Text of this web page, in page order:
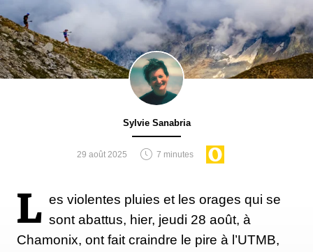
Sylvie Sanabria
29 août 2025 7 minutes
L es violentes pluies et les orages qui se
sont abattus, hier, jeudi 28 août, à
Chamonix, ont fait craindre le pire à l’UTMB,